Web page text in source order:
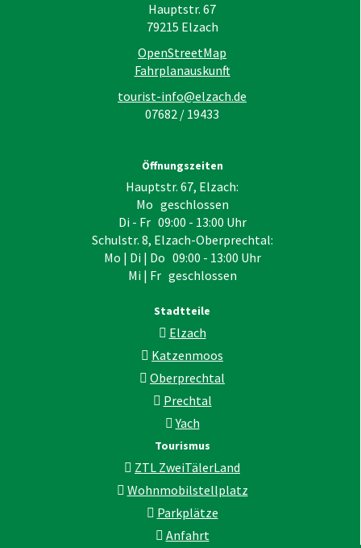
Hauptstr. 67
79215 Elzach
OpenStreetMap
Fahrplanauskunft
tourist-info@elzach.de
07682 / 19433
Öffnungszeiten
Hauptstr. 67, Elzach:
Mo geschlossen
Di - Fr 09:00 - 13:00 Uhr
Schulstr. 8, Elzach-Oberprechtal:
Mo | Di | Do 09:00 - 13:00 Uhr
Mi | Fr geschlossen
Stadtteile
Elzach
Katzenmoos
Oberprechtal
Prechtal
Yach
Tourismus
ZTL ZweiTälerLand
Wohnmobilstellplatz
Parkplätze
Anfahrt